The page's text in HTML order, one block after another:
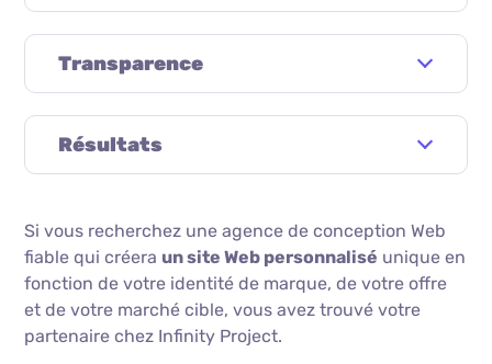
Transparence
Résultats
Si vous recherchez une agence de conception Web
fiable qui créera un site Web personnalisé unique en
fonction de votre identité de marque, de votre offre
et de votre marché cible, vous avez trouvé votre
partenaire chez Infinity Project.